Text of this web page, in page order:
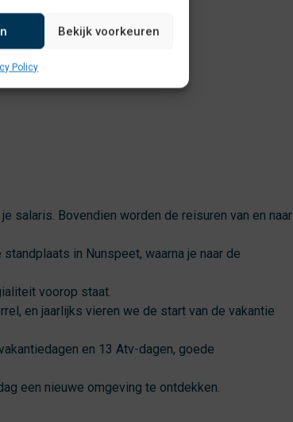
Bekijk voorkeuren
Policy
salaris. Bovendien worden de reisuren van en naar
in Nunspeet, waarna je naar de
voorop staat.
en jaarlijks vieren we de start van de vakantie
en 13 Atv-dagen, goede
een nieuwe omgeving te ontdekken.